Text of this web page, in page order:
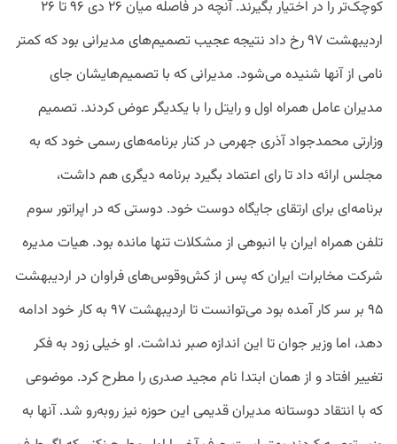
کوچک‌تر را در اختیار بگیرند. آنچه در فاصله میان ۲۶ دی ۹۶ تا ۲۶
اردیبهشت ۹۷ رخ داد نتیجه عجیب تصمیم‌های مدیرانی بود که کمتر
نامی از آنها شنیده می‌شود. مدیرانی که با تصمیم‌هایشان جای
مدیران عامل همراه اول و رایتل را با یکدیگر عوض کردند. تصمیم
وزارتی محمدجواد آذری جهرمی در کنار برنامه‌های رسمی خود که به
مجلس ارائه داد تا رای اعتماد بگیرد برنامه دیگری هم داشت،
برنامه‌ای برای ارتقای جایگاه دوست خود. دوستی که در اپراتور سوم
تلفن همراه ایران با انبوهی از مشکلات تنها مانده بود. هیات مدیره
شرکت مخابرات ایران که پس از کش‌وقوس‌های فراوان در اردیبهشت
۹۵ بر سر کار آمده بود می‌توانست تا اردیبهشت ۹۷ به کار خود ادامه
دهد، اما وزیر جوان تا این اندازه صبر نداشت. او خیلی زود به فکر
تغییر افتاد و از همان ابتدا نام مجید صدری را مطرح کرد. موضوعی
که با انتقاد دوستانه مدیران قدیمی این حوزه نیز روبه‌رو شد. آنها به